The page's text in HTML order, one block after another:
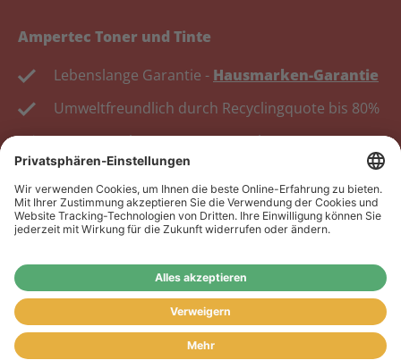
Ampertec Toner und Tinte
Lebenslange Garantie - Hausmarken-Garantie
Umweltfreundlich durch Recyclingquote bis 80%
Kosten senken, Ressourcen schonen.
Wiederverkäufer:
Wiederverkäufer sind, registrieren Sie sich bitte in
unserem Händler-Portalwww.tonerhersteller.de